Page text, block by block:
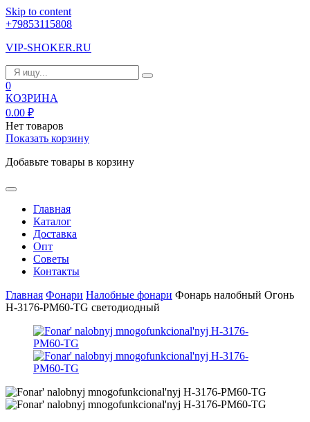
Skip to content
+79853115808
VIP-SHOKER.RU
0
КОЗРИНА
0.00 ₽
Нет товаров
Показать корзину
Добавьте товары в корзину
Главная
Каталог
Доставка
Опт
Советы
Контакты
Главная Фонари Налобные фонари Фонарь налобный Огонь
H-3176-PM60-TG светодиодный